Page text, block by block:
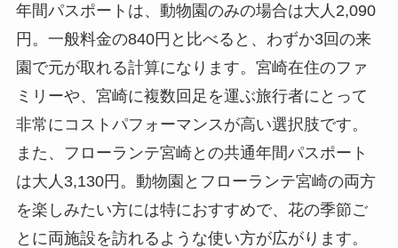
年間パスポートは、動物園のみの場合は大人2,090
円。一般料金の840円と比べると、わずか3回の来
園で元が取れる計算になります。宮崎在住のファ
ミリーや、宮崎に複数回足を運ぶ旅行者にとって
非常にコストパフォーマンスが高い選択肢です。
また、フローランテ宮崎との共通年間パスポート
は大人3,130円。動物園とフローランテ宮崎の両方
を楽しみたい方には特におすすめで、花の季節ご
とに両施設を訪れるような使い方が広がります。